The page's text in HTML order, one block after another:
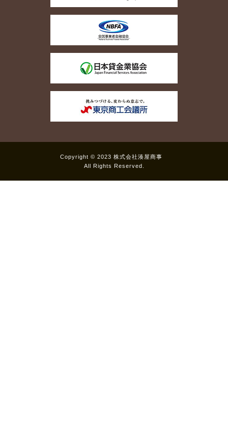
Copyright © 2023 株式会社湊屋商事
All Rights Reserved.